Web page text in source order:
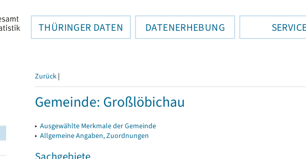
THÜRINGER DATEN DATENERHEBUNG
Zurück |
Gemeinde: Großlöbichau
▸ Ausgewählte Merkmale der Gemeinde
▸ Allgemeine Angaben, Zuordnungen